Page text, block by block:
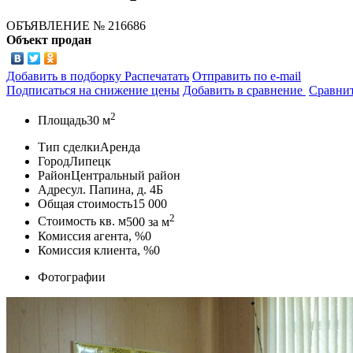
ОБЪЯВЛЕНИЕ № 216686
Объект продан
Добавить в подборку Распечатать Отправить по e-mail
Подписаться на снижение цены Добавить в сравнение
Площадь30 м2
Тип сделкиАренда
ГородЛипецк
РайонЦентральный район
Адресул. Папина, д. 4Б
Общая стоимость15 000
Стоимость кв. м500 за м2
Комиссия агента, %0
Комиссия клиента, %0
Фотографии